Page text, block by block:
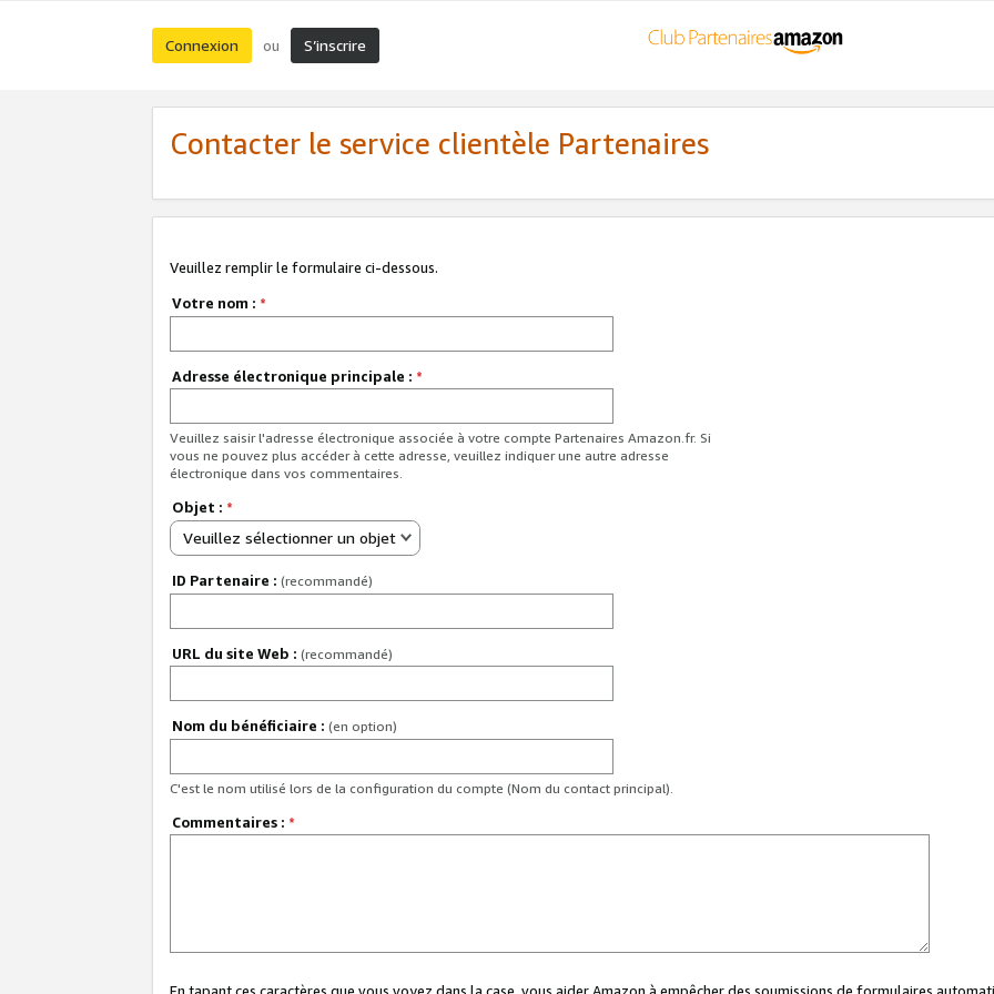
Connexion ou S’inscrire
Contacter le service clientèle Partenaires
Veuillez remplir le formulaire ci-dessous.
Votre nom : *
Adresse électronique principale : *
Veuillez saisir l'adresse électronique associée à votre compte Partenaires Amazon.fr. Si
vous ne pouvez plus accéder à cette adresse, veuillez indiquer une autre adresse
électronique dans vos commentaires.
Objet : *
Veuillez sélectionner un objet
ID Partenaire : (recommandé)
URL du site Web : (recommandé)
Nom du bénéficiaire : (en option)
C'est le nom utilisé lors de la configuration du compte (Nom du contact principal).
Commentaires : *